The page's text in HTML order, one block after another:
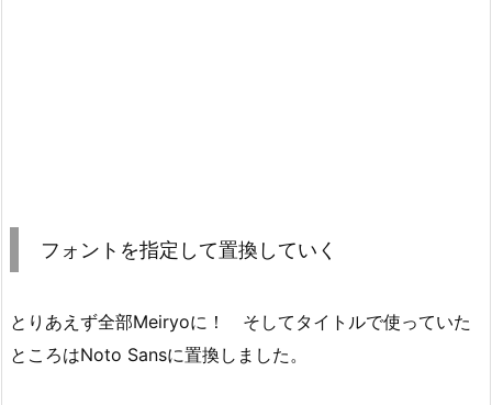
フォントを指定して置換していく
とりあえず全部Meiryoに！ そしてタイトルで使っていた
ところはNoto Sansに置換しました。